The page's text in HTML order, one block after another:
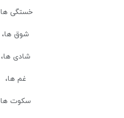
خستگی
شوق ها،
شادی ها،
غم ها،
سکوت ها